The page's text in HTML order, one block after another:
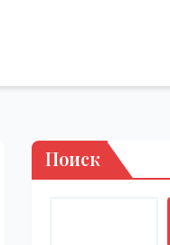
Поиск